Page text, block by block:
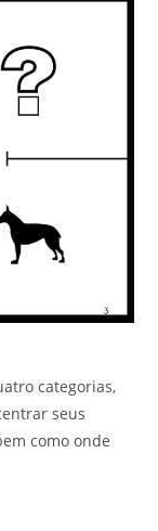
categorias,
seus
como onde